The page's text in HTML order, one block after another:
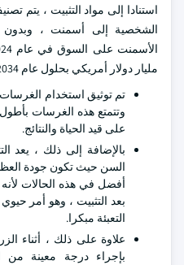
استنادا إلى مواد التثبيت ، يتم
الشخصية إلى أسمنت ،
مليار دولار أمريكي بحلول عام 2034.
تم توثيق استخدام الغرسات
وتتمتع هذه الغرسات
على قيد الحياة والنتائج.
بالإضافة إلى ذلك ، يعد
السن حيث تكون جودة
أفضل في هذه الحالات لأنه
بعد التثبيت ، وهو أمر
التعبئة مبكرا.
علاوة على ذلك ، أثناء
بإجراء درجة معينة من